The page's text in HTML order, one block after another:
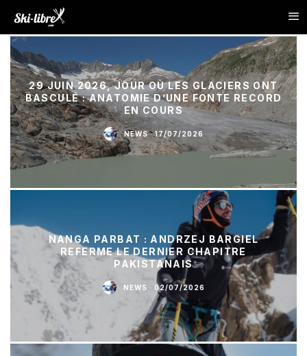
29 JUIN 2026, JOUR OÙ LES GLACIERS ONT
BASCULÉ : ANATOMIE D’UNE FONTE RECORD
EN COURS
NEWS · 17/07/2026
NANGA PARBAT : ANDRZEJ BARGIEL
REFERME LE DERNIER CHAPITRE
PAKISTANAIS
NEWS · 02/07/2026